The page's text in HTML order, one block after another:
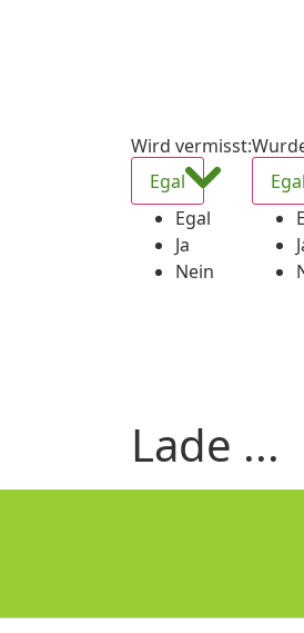
Wird vermisst:
Egal
Egal
Ja
Nein
Egal
Lade ...